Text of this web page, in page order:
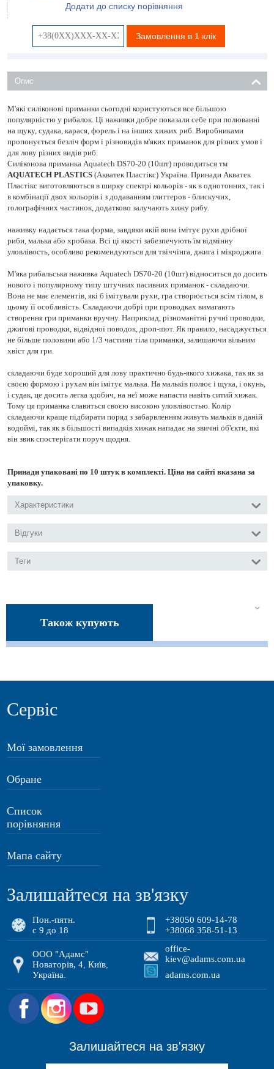
Додати до списку порівняння
Замовлення в 1 клік
Опис
М'які силіконові приманки сьогодні користуються все більшою
популярністю у рибалок. Ці наживки добре показали себе при полюванні
на щуку, судака, карася, форель і на інших хижих риб. Виробниками
пропонується безліч форм і різновидів м'яких приманок для різних умов і
для лову різних видів риб.
Силіконова приманка Aquatech DS70-20 (10шт) проводиться тм
AQUATECH PLASTICS (Акватек Пластікс) Україна. Принади Акватек
Пластікс виготовляються в ширку спектрі кольорів - як в однотонних, так і
в комбінації двох кольорів і з додаванням глиттеров - блискучих,
голографічних частинок, додатково залучають хижу рибу.
наживку надається така форма, завдяки якій вона імітує рухи дрібної
риби, малька або хробака. Всі ці якості забезпечують їм відмінну
уловлівость, особливо рекомендуються для твіччінга, джига і мікроджига.
М'яка рибальська наживка Aquatech DS70-20 (10шт) відноситься до досить
нового і популярному типу штучних пасивних приманок - складаючи.
Вона не має елементів, які б імітували рухи, гра створюється всім тілом, в
цьому її особливість. Складаючи добрі при проводках вимагають
створення гри приманки вручну. Наприклад, різноманітні ручні проводки,
джигові проводки, відвідної поводок, дроп-шот. Як правило, насаджується
не більше половини або 1/3 частини тіла приманки, залишаючи вільним
хвіст для гри.
складаючи буде хороший для лову практично будь-якого хижака, так як за
своєю формою і рухам він імітує малька. На мальків полює і щука, і окунь,
і судак, це досить легка здобич, на неї може напасти навіть ситий хижак.
Тому ця приманка славиться своєю високою уловлівостью. Колір
складаючи краще підбирати поряд з забарвленням живуть мальків в даній
водоймі, так як в більшості випадків хижак нападає на звичні об'єкти, які
він звик спостерігати поруч щодня.
Принади упаковані по 10 штук в комплекті. Ціна на сайті вказана за
упаковку.
Характеристики
Відгуки
Теги
Також купують
Сервіс
Мої замовлення
Обране
Список
порівняння
Мапа сайту
Залишайтеся на зв'язку
Пон.-пятн.
с 9 до 18
+38050 609-14-78
+38068 358-51-13
ООО "Адамс"
Новаторів, 4 ,Київ
Україна
office-
kiev@adams.com.ua
adams.com.ua
.
Залишайтеся на зв'язку